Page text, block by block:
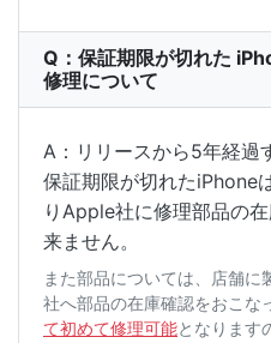
Q：保証期限が切れた
修理について
A：リリースから5年経過
保証期限が切れたiPhone
りApple社に修理部品の
来ません。
また部品については、店舗に
社へ部品の在庫確認をおこな
て初めて修理可能となります